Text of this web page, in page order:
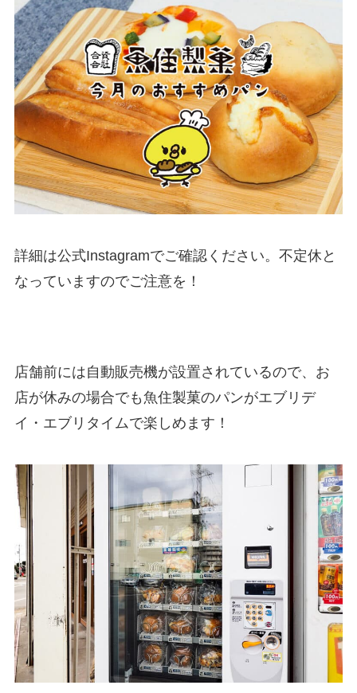
詳細は公式Instagramでご確認ください。不定休と
なっていますのでご注意を！
店舗前には自動販売機が設置されているので、お
店が休みの場合でも魚住製菓のパンがエブリデ
イ・エブリタイムで楽しめます！